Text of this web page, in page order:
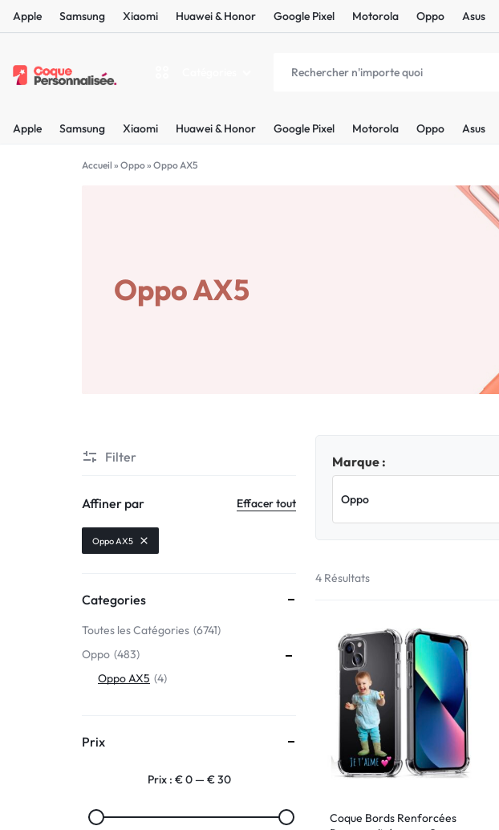
PLUS
BELLES
FRANCE
Huawei & Honor
Sony
Apple Samsung Xiaomi Huawei & Honor Google Pixel Motorola Oppo Asus
Apple Samsung Xiaomi Huawei & Honor Google Pixel Motorola Oppo Asus
Accueil » Oppo» Oppo AX5
Oppo AX5
Marque :
4 Résultats
Coque Bords Renforcées
Filter
Affiner par Effacer tout
Oppo AX5
Categories
Toutes les Catégories 6741
Oppo 483
Oppo AX5 4
Prix
Prix : € 0— € 30